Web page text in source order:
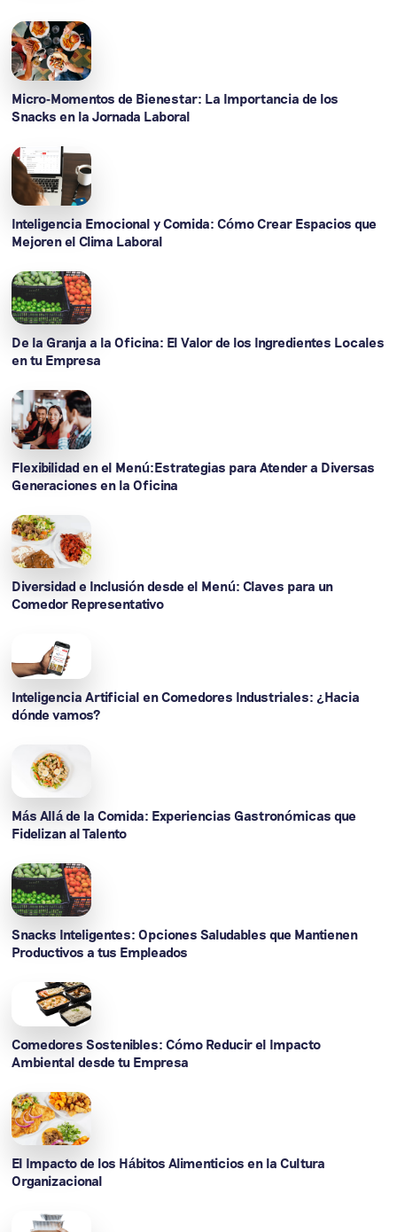
Micro-Momentos de Bienestar: La Importancia de los
Snacks en la Jornada Laboral
Inteligencia Emocional y Comida: Cómo Crear Espacios que
Mejoren el Clima Laboral
De la Granja a la Oficina: El Valor de los Ingredientes Locales
en tu Empresa
Flexibilidad en el Menú:Estrategias para Atender a Diversas
Generaciones en la Oficina
Diversidad e Inclusión desde el Menú: Claves para un
Comedor Representativo
Inteligencia Artificial en Comedores Industriales: ¿Hacia
dónde vamos?
Más Allá de la Comida: Experiencias Gastronómicas que
Fidelizan al Talento
Snacks Inteligentes: Opciones Saludables que Mantienen
Productivos a tus Empleados
Comedores Sostenibles: Cómo Reducir el Impacto
Ambiental desde tu Empresa
El Impacto de los Hábitos Alimenticios en la Cultura
Organizacional